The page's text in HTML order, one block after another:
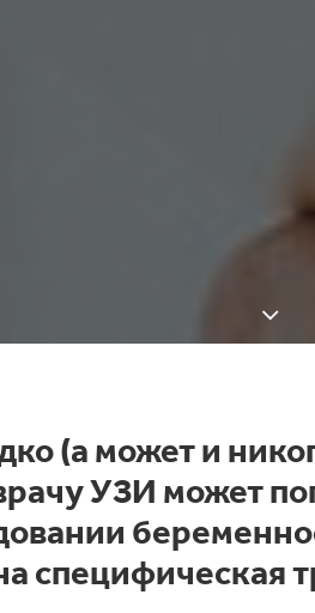
(а может и
УЗИ может
специфическая